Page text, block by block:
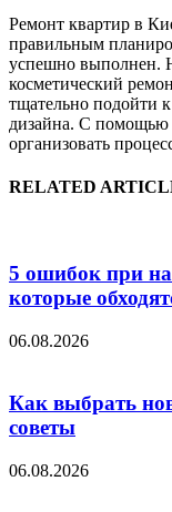
Ремонт квартир в
правильным
успешно выполнен.
косметический
тщательно подойти
дизайна. С помощью
организовать
RELATED
5 ошибок при
которые
06.08.2026
Как выбрать
советы
06.08.2026